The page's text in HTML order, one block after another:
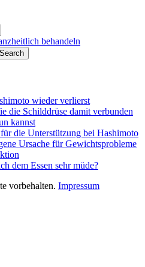
Search
wieder verlierst
die Schilddrüse damit verbunden
kannst
die Unterstützung bei Hashimoto
Ursache für Gewichtsprobleme
dem Essen sehr müde?
vorbehalten. Impressum